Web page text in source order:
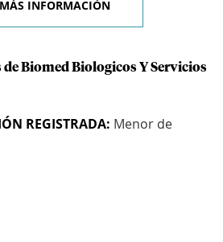
INFORMACIÓN
Biomed Biologicos Y Servicios
REGISTRADA: Menor de